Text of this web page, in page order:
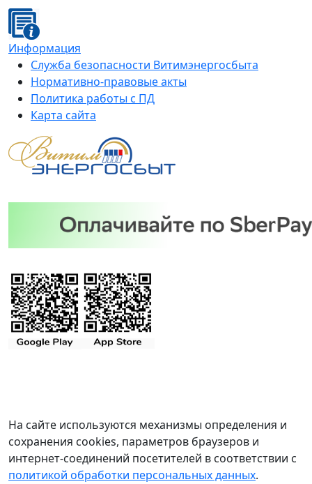
Информация
Служба безопасности Витимэнергосбыта
Нормативно-правовые акты
Политика работы с ПД
Карта сайта
На сайте используются механизмы определения и
сохранения cookies, параметров браузеров и
интернет-соединений посетителей в соответствии с
политикой обработки персональных данных.